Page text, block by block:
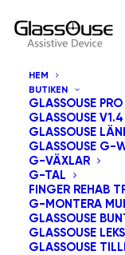
HEM
BUTIKEN
GLASSOUSE PRO
GLASSOUSE V1.4
GLASSOUSE
GLASSOUSE G-
G-VÄXLAR
G-TAL
FINGER REHAB
G-MONTERA
GLASSOUSE
GLASSOUSE
GLASSOUSE